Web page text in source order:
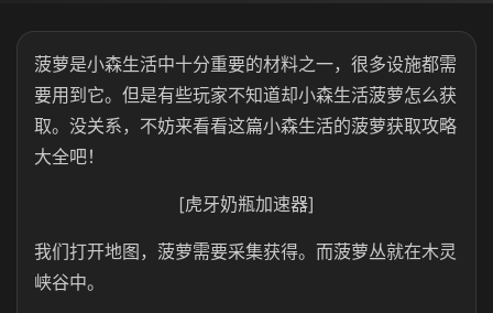
菠萝是小森生活中十分重要的材料之一，很多设施都需
要用到它。但是有些玩家不知道却小森生活菠萝怎么获
取。没关系，不妨来看看这篇小森生活的菠萝获取攻略
大全吧！
[虎牙奶瓶加速器]
我们打开地图，菠萝需要采集获得。而菠萝丛就在木灵
峡谷中。